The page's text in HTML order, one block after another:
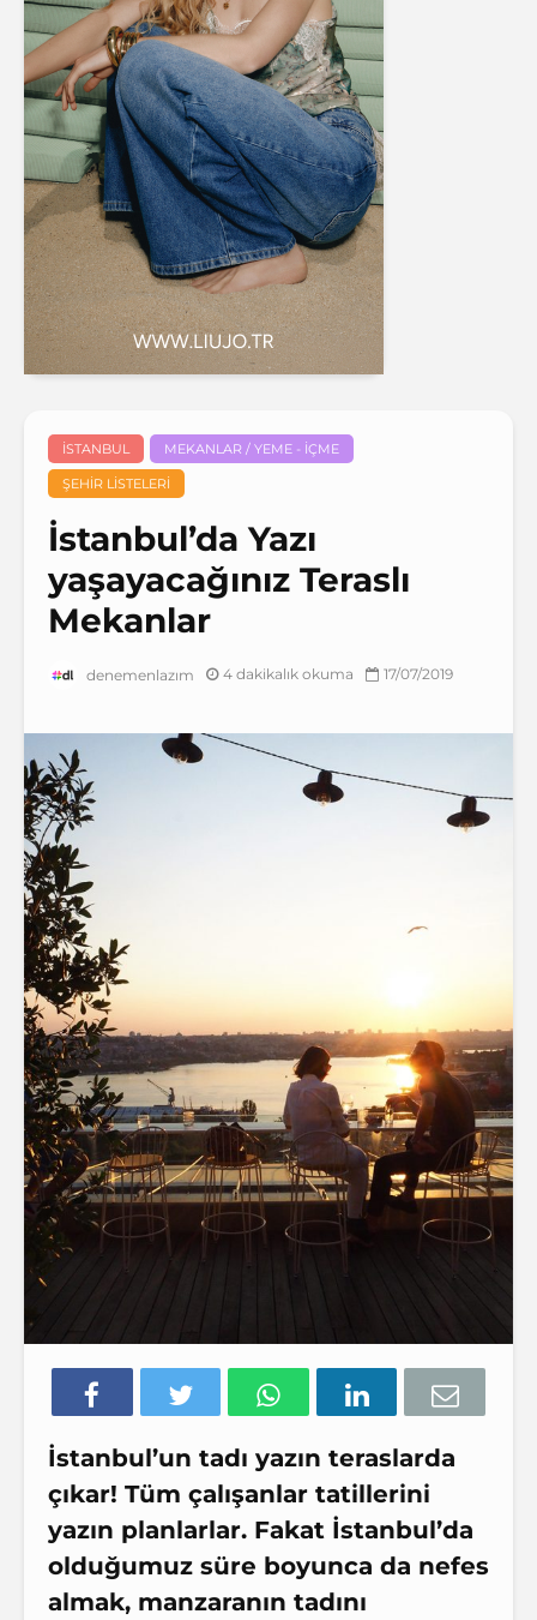
İSTANBUL MEKANLAR / YEME - İÇME
ŞEHIR LISTELERI
İstanbul’da Yazı
yaşayacağınız Teraslı
Mekanlar
denemenlazım 4 dakikalık okuma 17/07/2019
İstanbul’un tadı yazın teraslarda
çıkar! Tüm çalışanlar tatillerini
yazın planlarlar. Fakat İstanbul’da
olduğumuz süre boyunca da nefes
almak, manzaranın tadını